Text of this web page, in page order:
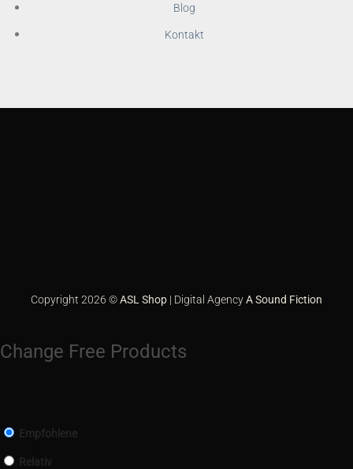
Blog
Kontakt
Copyright 2026 ©ASL Shop | Digital AgencyA Sound Fiction
Change Free Products
Empfohlene
Relativ